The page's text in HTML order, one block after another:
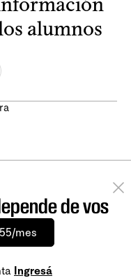
alumnos
de vos
mes
Ingresá